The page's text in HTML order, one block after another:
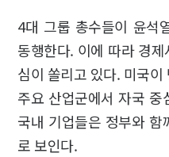
4대 그룹 총수들이 윤석
동행한다. 이에 따라 경
심이 쏠리고 있다. 미국이
주요 산업군에서 자국
국내 기업들은 정부와
로 보인다.